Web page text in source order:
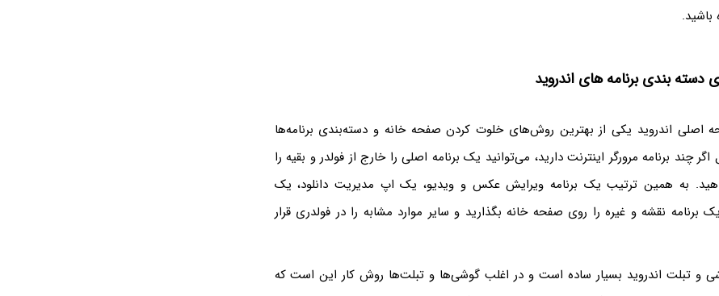
دسته بندی برنامه های اندروید
اصلی اندروید یکی از بهترین روش‌های خلوت کردن صفحه خانه و دسته‌بندی برنامه‌ها
چند برنامه مرورگر اینترنت دارید، می‌توانید یک برنامه اصلی را خارج از فولدر و بقیه را
به همین ترتیب یک برنامه ویرایش عکس و ویدیو، یک اپ مدیریت دانلود، یک
برنامه نقشه و غیره را روی صفحه خانه بگذارید و سایر موارد مشابه را در فولدری قرار
و تبلت اندروید بسیار ساده است و در اغلب گوشی‌ها و تبلت‌ها روش کار این است که